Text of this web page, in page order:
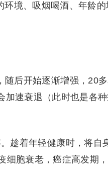
境、吸烟喝酒、年龄
后开始逐渐增强，20
速衰退（此时也是各
趁着年轻健康时，将自
胞衰老，癌症高发期，